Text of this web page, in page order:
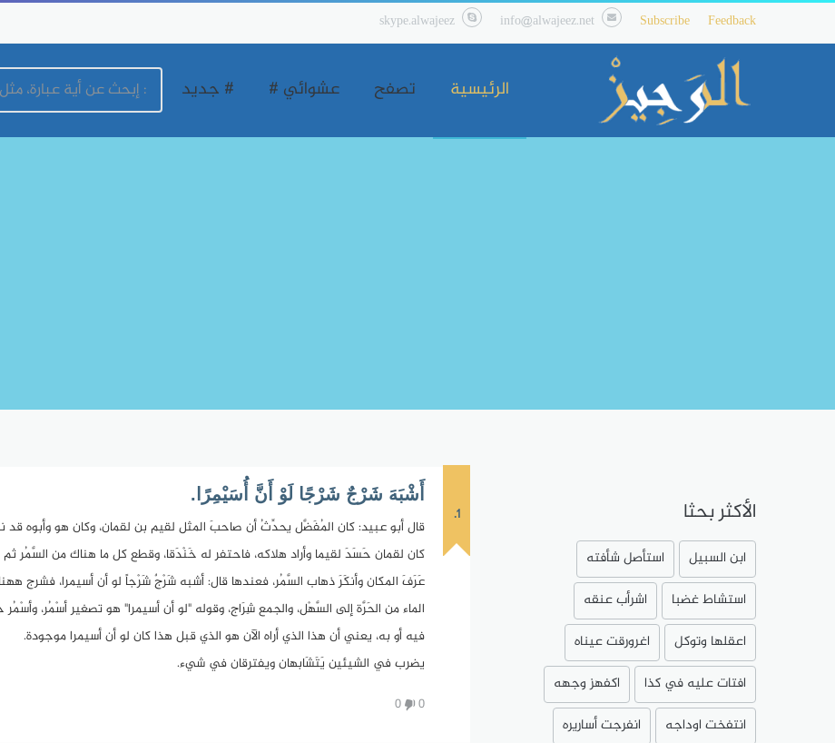
Feedback
Subscribe
info@alwajeez.net
skype.alwajeez
الرئيسية تصفح عشوائي # # جديد
1.
أَشْبَهَ شَرْجٌ شَرْجًا لَوْ أَنَّ أُسَيْمِرًا.
قال أبو عبيد: كان المُفَضَّل يحدِّثُ أن صاحبَ المثل لقيم بن لقمان، وكان هو وأبوه قد
كان لقمان حَسَدَ لقيما وأراد هلاكه، فاحتفر له خَنْدَقا، وقطع كل ما هناك من السَّمُر
عَرَفَ المكان وأنكَرَ ذهاب السَّمُر، فعندها قال: أشبه شَرْجٌ شَرْجاً لو أن أسيمرا، فشرج
الماء من الحَرَّة إلى السَّهْل، والجمع شِرَاج، وقوله "لو أن أسيمرا" هو تصغير أسْمُر،
فيه أو به، يعني أن هذا الذي أراه الآن هو الذي قبل هذا كان لو أن أسيمرا موجودة.
يضرب في الشيئين يَتَشَابهان ويفترقان في شيء.
0
0
الأكثر بحثا
ابن السبيل
استأصل شأفته
استشاط غضبا
اشرأب عنقه
اعقلها وتوكل
اغرورقت عيناه
افتات عليه في كذا
اكفهز وجهه
انتفخت اوداجه
انفرجت أساريره